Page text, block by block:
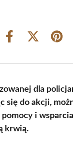
Share
Share
(Twitter)
dla
się do akcji,
pomocy i
krwią.